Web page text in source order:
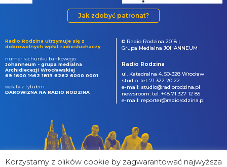
Jak zdobyć patronat?
Radio Rodzina utrzymuje się z
dobrowolnych wpłat radiosłuchaczy.
numer rachunku bankowego:
Johanneum - grupa medialna
Archidiecezji Wrocławskiej
69 1600 1462 1813 6262 6000 0001
wpłaty z tytułem:
DAROWIZNA NA RADIO RODZINA
© Radio Rodzina 2018 |
Grupa Medialna JOHANNEUM
Radio Rodzina
ul. Katedralna 4, 50-328 Wrocław
studio: tel. 71 322 20 22
e-mail: studio@radiorodzina.pl
newsroom: tel. +48 71 327 12 85
e-mail: reporter@radiorodzina.pl
Korzystamy z plików cookie by zagwarantować najwyższa